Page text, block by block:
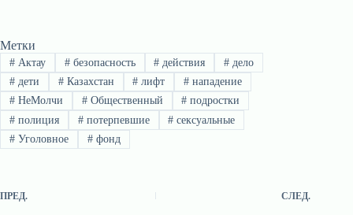
Метки
#Актау #безопасность # действия # дело
#дети #Казахстан # лифт # нападение
#НеМолчи #Общественный # подростки
#полиция #потерпевшие # сексуальные
#Уголовное #фонд
ПРЕД. СЛЕД.